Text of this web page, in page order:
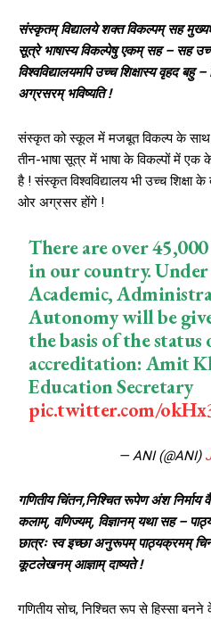
संस्कृतम् विद्यालये शक्त विकल्पम् सह
सूत्रे भाषास्य विकल्पेषु एकम् सह – सह उच्च
विश्वविद्यालयमपि उच्च शिक्षास्य वृहद बहु
अग्रसरम् भविष्यति !
संस्कृत को स्कूल में मजबूत विकल्प के साथ
तीन-भाषा सूत्र में भाषा के विकल्पों में एक
है ! संस्कृत विश्वविद्यालय भी उच्च
ओर अग्रसर होंगे !
There are over
in our country.
Academic,
Autonomy will be
the basis of the
accreditation: Amit
Education Secretary
pic.twitter.com/
— ANI (@ANI)
गणितीय चिंतन,निश्चित रूपेण अंश निर्माय
कलाम्, वणिज्यम्, विज्ञानम् यथा सह –
छात्रः स्व इच्छा अनुरूपम् पाठ्यक्रमम्
कूटलेखनम् आज्ञाम् दाष्यते !
गणितीय सोच, निश्चित रूप से हिस्सा